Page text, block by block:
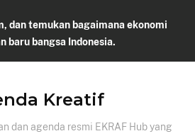
dan temukan bagaimana ekonomi
baru bangsa Indonesia.
Kreatif
dan agenda resmi EKRAF Hub yang